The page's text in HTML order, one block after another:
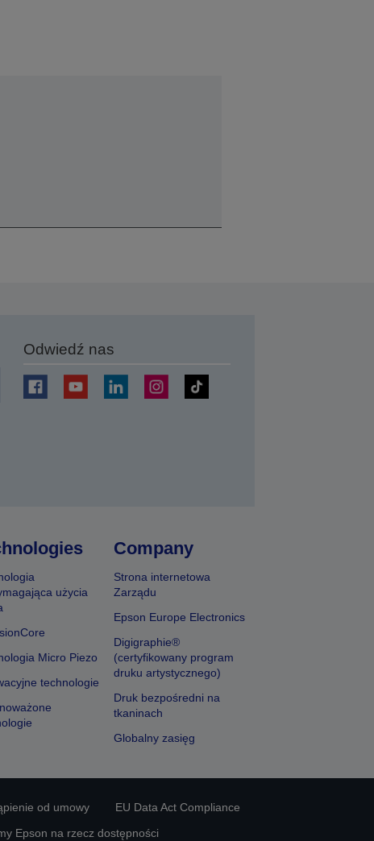
Odwiedź nas
użycia
Micro Piezo
technologie
Company
Strona internetowa
Zarządu
Epson Europe Electronics
Digigraphie®
(certyfikowany program
druku artystycznego)
Druk bezpośredni na
tkaninach
Globalny zasięg
od umowy
EU Data Act Compliance
Epson na rzecz dostępności